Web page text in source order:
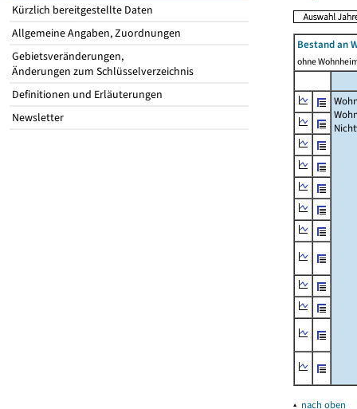
Kürzlich bereitgestellte Daten
Allgemeine Angaben, Zuordnungen
Gebietsveränderungen,
Änderungen zum Schlüsselverzeichnis
Definitionen und Erläuterungen
Newsletter
Bestand an
ohne
▴ nach oben